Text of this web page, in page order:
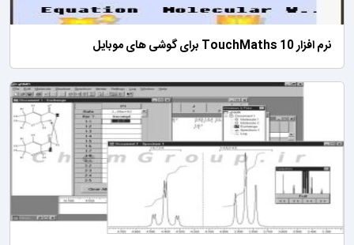
نرم افزار TouchMaths 10 برای گوشی های موبایل